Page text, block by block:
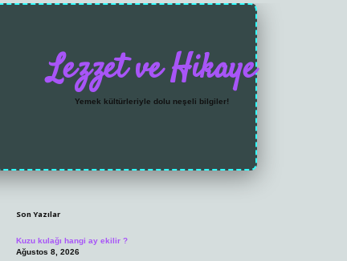
Lezzet ve Hikaye
Yemek kültürleriyle dolu neşeli bilgiler!
Sidebar
Son Yazılar
Kuzu kulağı hangi ay ekilir ?
Ağustos 8, 2026